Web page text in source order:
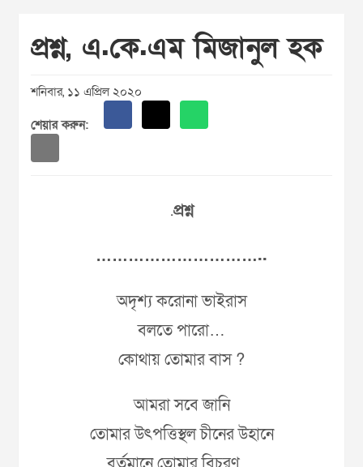
প্রশ্ন, এ.কে.এম মিজানুল হক
শনিবার, ১১ এপ্রিল ২০২০
শেয়ার করুন:
.প্রশ্ন
…………………………..
অদৃশ্য করোনা ভাইরাস
বলতে পারো…
কোথায় তোমার বাস ?
আমরা সবে জানি
তোমার উৎপত্তিস্থল চীনের উহানে